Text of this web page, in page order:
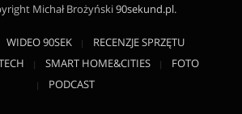
Michał Brożyński90sekund.pl.
WIDEO 90SEK
RECENZJE SPRZĘTU
SMART HOME&CITIES
FOTO
PODCAST